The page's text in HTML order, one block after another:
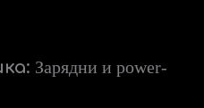
Зарядни и power-